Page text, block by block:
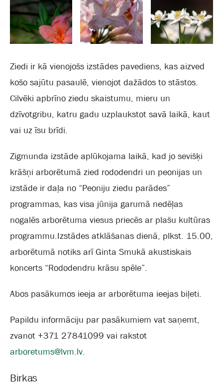
Ziedi ir kā vienojošs izstādes pavediens, kas aizved
košo sajūtu pasaulē, vienojot dažādos to stāstos.
Cilvēki apbrīno ziedu skaistumu, mieru un
dzīvotgribu, katru gadu uzplaukstot savā laikā, kaut
vai uz īsu brīdi.
Zigmunda izstāde aplūkojama laikā, kad jo sevišķi
krāšņi arborētumā zied rododendri un peonijas un
izstāde ir daļa no “Peoniju ziedu parādes”
programmas, kas visa jūnija garumā nedēļas
nogalēs arborētuma viesus priecēs ar plašu kultūras
programmu.Izstādes atklāšanas dienā, plkst. 15.00,
arborētumā notiks arī Ginta Smukā akustiskais
koncerts “Rododendru krāsu spēle”.
Abos pasākumos ieeja ar arborētuma ieejas biļeti.
Papildu informāciju par pasākumiem vat saņemt,
zvanot +371 27841099 vai rakstot
arboretums@lvm.lv.
Birkas